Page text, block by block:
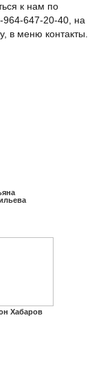
к нам по
647-20-40, на
в меню контакты.
Хабаров